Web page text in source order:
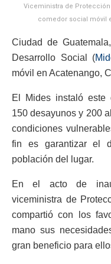
Viceministra de
comedor social móvil
Ciudad de
Desarrollo Social (
móvil en Acatenango,
El Mides instaló este
150 desayunos y 200
condiciones
fin es garantizar el
población del lugar.
En el acto de
viceministra de
compartió con los
mano sus
gran beneficio para